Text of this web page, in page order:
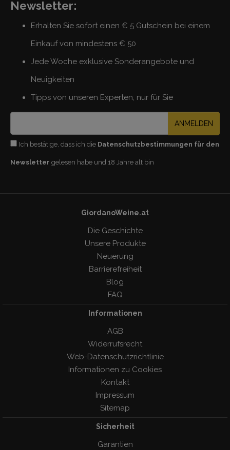
Newsletter:
Erhalten Sie sofort einen € 5 Gutschein bei einem
Einkauf von mindestens € 50
Jede Woche exklusive Sonderangebote und
Neuigkeiten
Tipps von unseren Experten, nur für Sie
ANMELDEN
Ich bestätige, dass ich die Datenschutzbestimmungen für den
Newsletter gelesen habe und 18 Jahre alt bin
GiordanoWeine.at
Die Geschichte
Unsere Produkte
Neuerung
Barrierefreiheit
Blog
FAQ
Informationen
AGB
Widerrufsrecht
Web-Datenschutzrichtlinie
Informationen zu Cookies
Kontakt
Impressum
Sitemap
Sicherheit
Garantien